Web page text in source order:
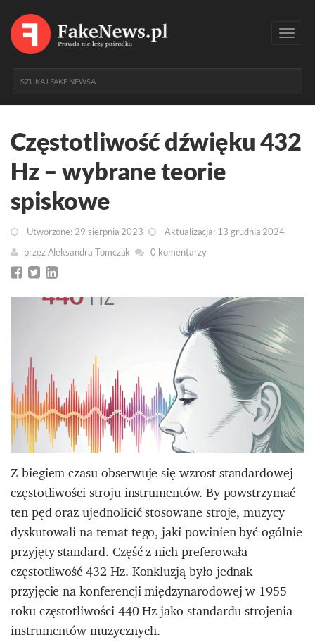
Częstotliwość dźwięku 432
Hz – wybrane teorie
spiskowe
Utworzone: 29 sierpnia 2023
Aktualizacja: 13 grudnia 2024
przezAleksandra Tomczak 0 komentarzy
Z biegiem czasu obserwuje się wzrost standardowej
częstotliwości stroju instrumentów. By powstrzymać
ten pęd oraz ujednolicić stosowane stroje, muzycy
dyskutowali na temat tego, jaki powinien być ogólnie
przyjęty standard. Część z nich preferowała
częstotliwość 432 Hz.Konkluzją było jednak
przyjęcie na konferencji międzynarodowej w 1955
roku częstotliwości 440 Hz jako standardu strojenia
instrumentów muzycznych.